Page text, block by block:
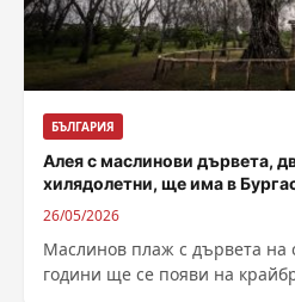
БЪЛГАРИЯ
Алея с маслинови дървета,
хилядолетни, ще има в
26/05/2026
Маслинов плаж с дървета на
години ще се появи на